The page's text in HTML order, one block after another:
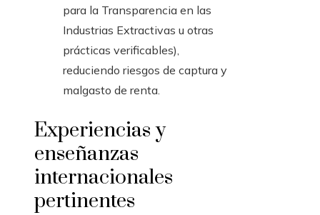
para la Transparencia en las
Industrias Extractivas u otras
prácticas verificables),
reduciendo riesgos de captura y
malgasto de renta.
Experiencias y
enseñanzas
internacionales
pertinentes